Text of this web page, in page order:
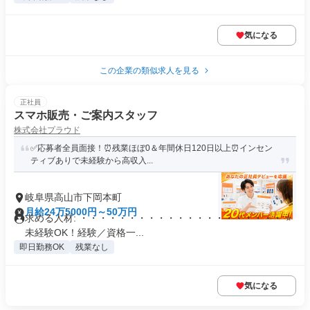
気になる
この企業の類似求人を見る
正社員
スマホ販売・ご案内スタッフ
株式会社プラウド
✅応募者全員面接！⏰残業ほぼ0＆年間休日120日以上⏰インセン
ティブありで未経験から高収入...
岐阜県高山市下岡本町
月給24万5000円～50万円
求める人材: ・・・・・・・・・・・・・・・・・・・・・ ⭐
未経験OK！経験／資格一...
即日勤務OK 残業なし
気になる